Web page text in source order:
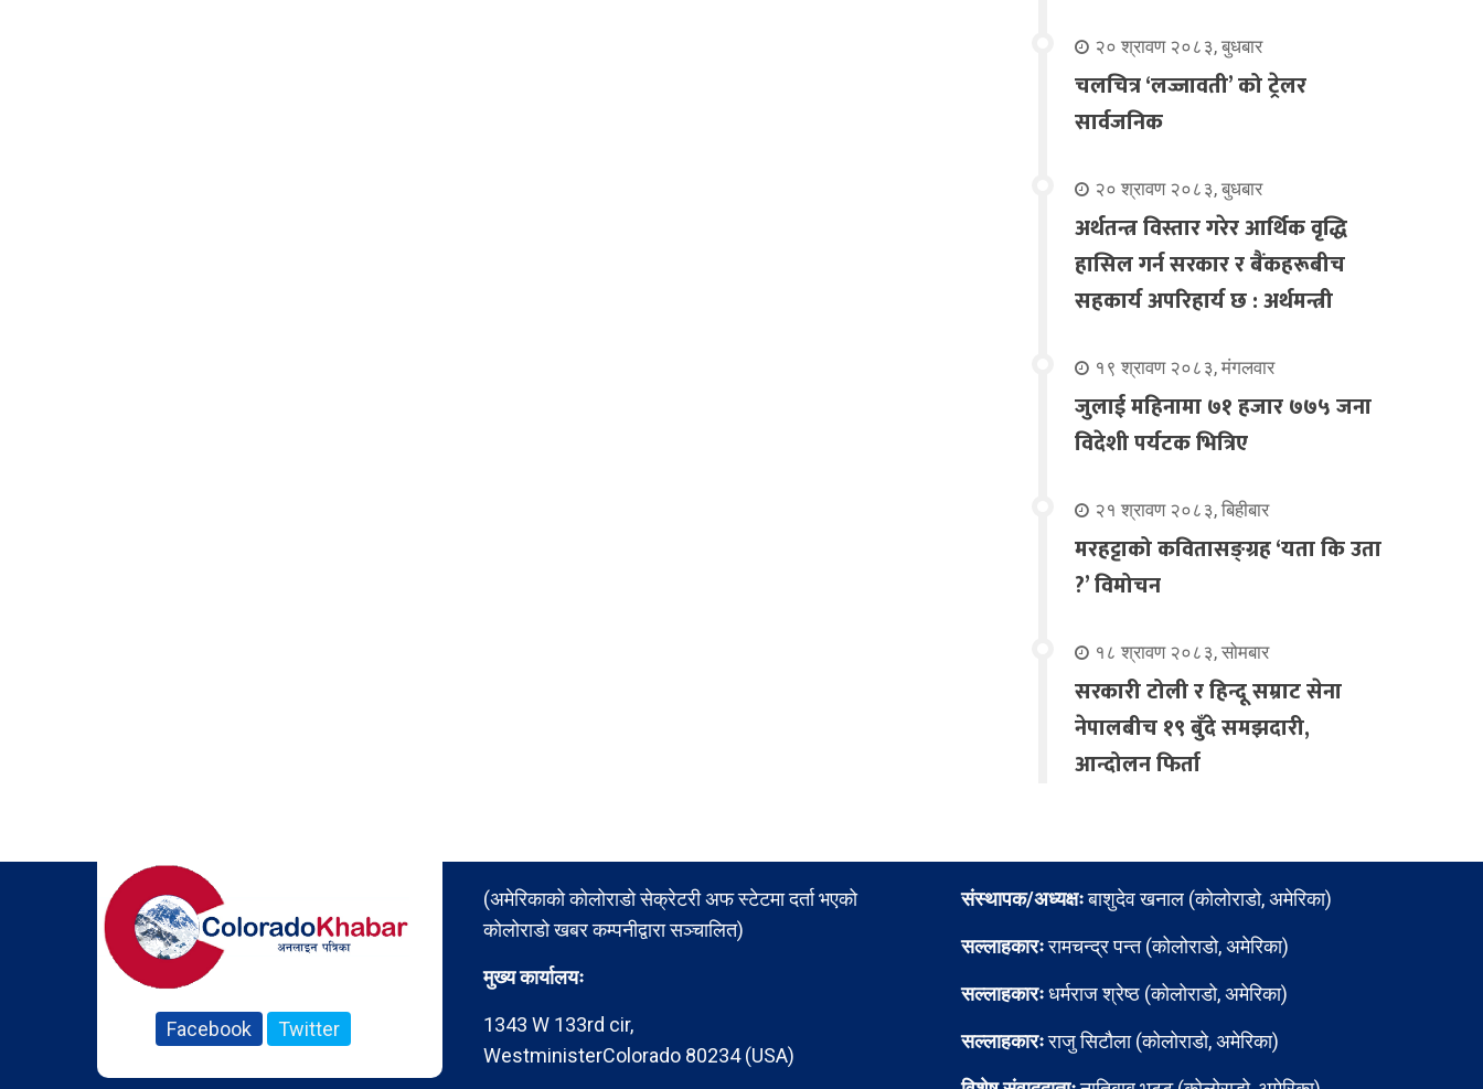
२० श्रावण २०८३, बुधबार
चलचित्र ‘लज्जावती’ को ट्रेलर
सार्वजनिक
२० श्रावण २०८३, बुधबार
अर्थतन्त्र विस्तार गरेर आर्थिक वृद्धि
हासिल गर्न सरकार र बैंकहरूबीच
सहकार्य अपरिहार्य छ : अर्थमन्त्री
१९ श्रावण २०८३, मंगलवार
जुलाई महिनामा ७१ हजार ७७५ जना
विदेशी पर्यटक भित्रिए
२१ श्रावण २०८३, बिहीबार
मरहट्टाको कवितासङ्ग्रह ‘यता कि उता
?’ विमोचन
१८ श्रावण २०८३, सोमबार
सरकारी टोली र हिन्दू सम्राट सेना
नेपालबीच १९ बुँदे समझदारी,
आन्दोलन फिर्ता
Facebook Twitter
(अमेरिकाको कोलोराडो सेक्रेटरी अफ स्टेटमा दर्ता भएको
कोलोराडो खबर कम्पनीद्वारा सञ्चालित)
मुख्य कार्यालयः
1343 W 133rd cir,
WestministerColorado 80234 (USA)
संस्थापक/अध्यक्षःबाशुदेव खनाल (कोलोराडो, अमेरिका)
सल्लाहकारःरामचन्द्र पन्त (कोलोराडो, अमेरिका)
सल्लाहकारःधर्मराज श्रेष्ठ (कोलोराडो, अमेरिका)
सल्लाहकारःराजु सिटौला (कोलोराडो, अमेरिका)